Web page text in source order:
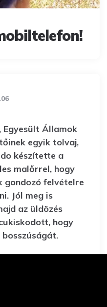
Egyesült Államok
egyik tolvaj,
készítette a
malőrrel, hogy
gondozó felvételre
Jól meg is
az üldözés
hogy